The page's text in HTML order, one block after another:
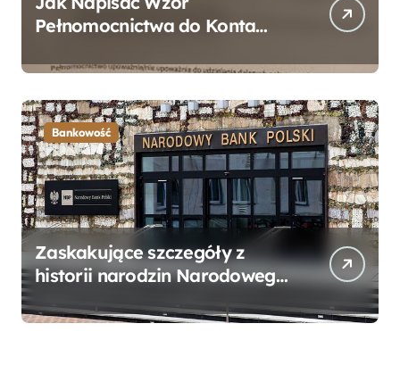
Pełnomocnictwa do Konta
Przewodnik
Bankowość
Zaskakujące szczegóły z
historii narodzin Narodowego
mogłeś nie wiedzieć